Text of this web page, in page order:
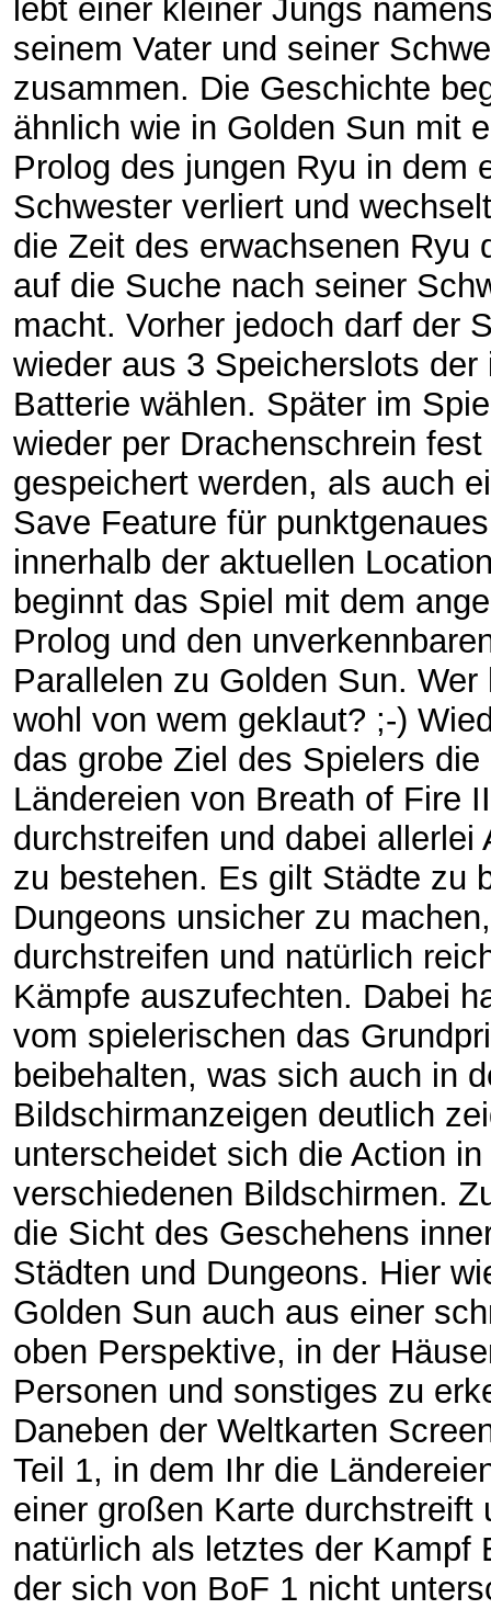
lebt einer kleiner Jungs
seinem Vater und seiner
zusammen. Die Geschichte
ähnlich wie in Golden Sun mit
Prolog des jungen Ryu in dem
Schwester verliert und
die Zeit des erwachsenen Ryu
auf die Suche nach seiner
macht. Vorher jedoch darf der
wieder aus 3 Speicherslots der
Batterie wählen. Später im
wieder per Drachenschrein fest
gespeichert werden, als auch
Save Feature für
innerhalb der aktuellen
beginnt das Spiel mit dem
Prolog und den
Parallelen zu Golden Sun. Wer
wohl von wem geklaut? ;-)
das grobe Ziel des Spielers die
Ländereien von Breath of Fire
durchstreifen und dabei allerlei
zu bestehen. Es gilt Städte zu
Dungeons unsicher zu
durchstreifen und natürlich
Kämpfe auszufechten. Dabei
vom spielerischen das
beibehalten, was sich auch in
Bildschirmanzeigen deutlich
unterscheidet sich die Action in
verschiedenen Bildschirmen.
die Sicht des Geschehens
Städten und Dungeons. Hier
Golden Sun auch aus einer
oben Perspektive, in der
Personen und sonstiges zu
Daneben der Weltkarten
Teil 1, in dem Ihr die
einer großen Karte durchstreift
natürlich als letztes der Kampf
der sich von BoF 1 nicht